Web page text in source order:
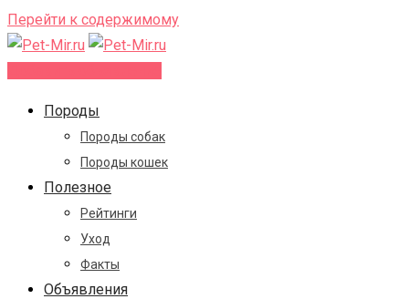
Перейти к содержимому
Породы
Породы собак
Породы кошек
Полезное
Рейтинги
Уход
Факты
Объявления